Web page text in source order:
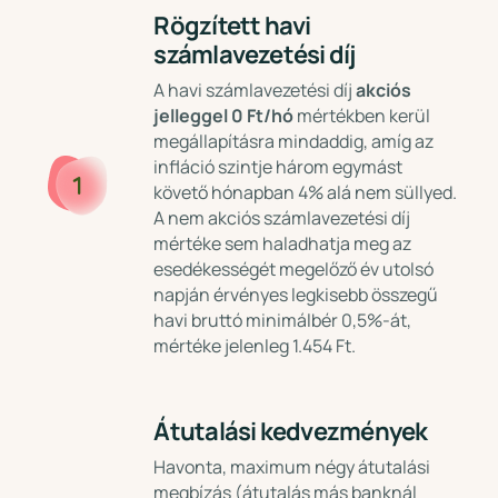
1
Rögzített havi
számlavezetési díj
A havi számlavezetési díjakciós
jelleggel 0 Ft/hómértékben kerül
megállapításra mindaddig, amíg az
infláció szintje három egymást
követő hónapban 4% alá nem süllyed.
A nem akciós számlavezetési díj
mértéke sem haladhatja meg az
esedékességét megelőző év utolsó
napján érvényes legkisebb összegű
havi bruttó minimálbér 0,5%-át,
mértéke jelenleg 1.454 Ft.
Átutalási kedvezmények
Havonta, maximum négy átutalási
megbízás (átutalás más banknál